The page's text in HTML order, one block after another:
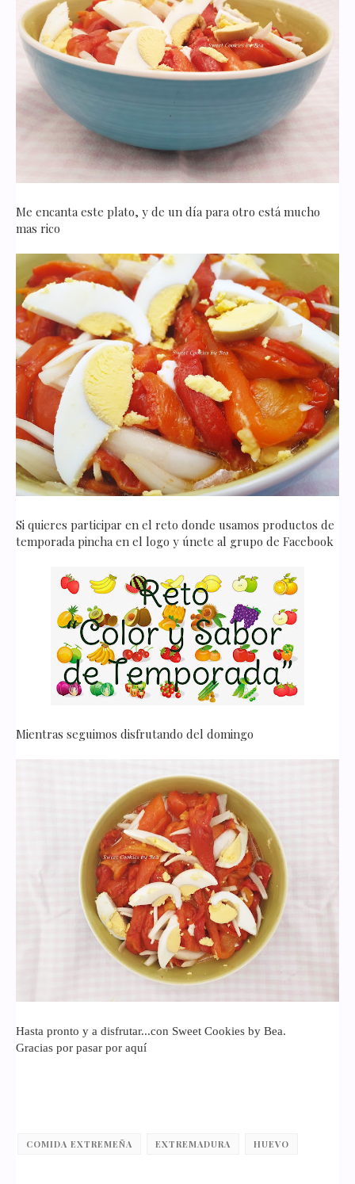
Me encanta este plato, y de un día para otro está mucho
mas rico
Si quieres participar en el reto donde usamos productos de
temporada pincha en el logo y únete al grupo de Facebook
Mientras seguimos disfrutando del domingo
Hasta pronto y a disfrutar...con Sweet Cookies by Bea.
Gracias por pasar por aquí
COMIDA EXTREMEÑA EXTREMADURA HUEVO